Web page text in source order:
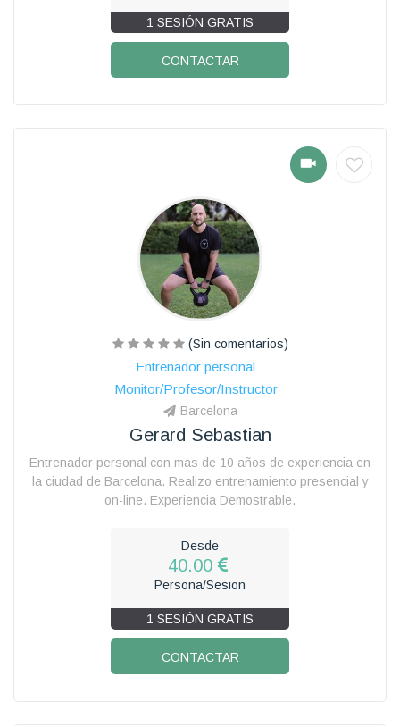
1 SESIÓN GRATIS
CONTACTAR
(Sin comentarios)
Entrenador personal
Monitor/Profesor/Instructor
Barcelona
Gerard Sebastian
Entrenador personal con mas de 10 años de experiencia en
la ciudad de Barcelona. Realizo entrenamiento presencial y
on-line. Experiencia Demostrable.
Desde
40.00
Persona/Sesion
1 SESIÓN GRATIS
CONTACTAR